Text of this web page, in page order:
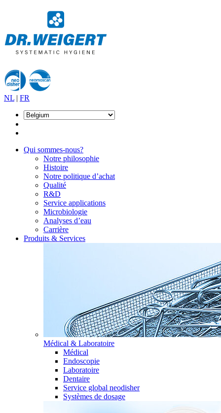
NL | FR
Qui sommes-nous?
Notre philosophie
Histoire
Notre politique d’achat
Qualité
R&D
Service applications
Microbiologie
Analyses d’eau
Carrière
Produits & Services
Médical & Laboratoire
Médical
Endoscopie
Laboratoire
Dentaire
Service global neodisher
Systèmes de dosage